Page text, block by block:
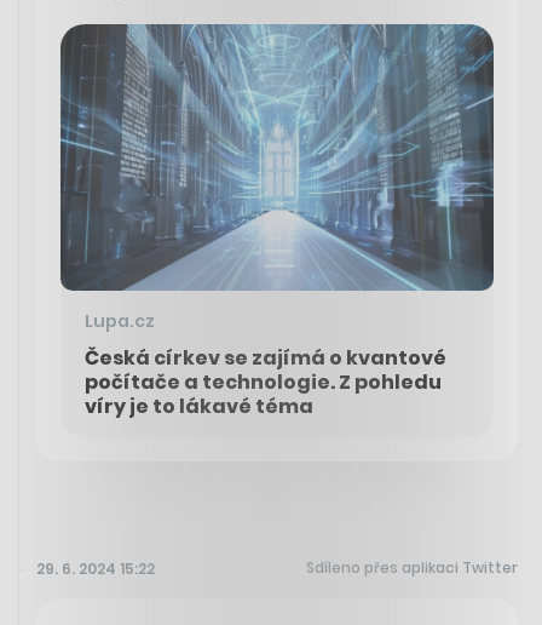
Lupa.cz
Česká církev se zajímá o kvantové
počítače a technologie. Z pohledu
víry je to lákavé téma
29. 6. 2024 15:22 Sdíleno přes aplikaci Twitter